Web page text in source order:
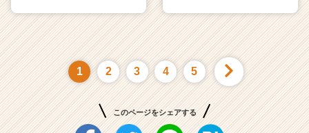
1 2 3 4 5
このページをシェアする